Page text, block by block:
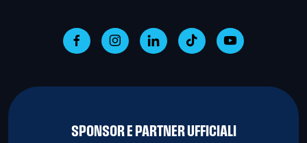
SPONSOR E PARTNER UFFICIALI